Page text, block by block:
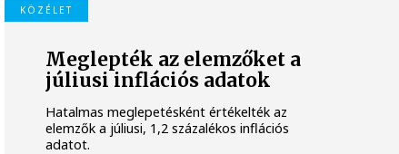
KÖZÉLET
Meglepték az elemzőket a
júliusi inflációs adatok
Hatalmas meglepetésként értékelték az
elemzők a júliusi, 1,2 százalékos inflációs
adatot.